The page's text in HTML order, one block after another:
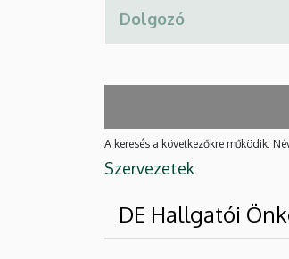
A keresés a következőkre működik:
Szervezetek
DE Hallgatói